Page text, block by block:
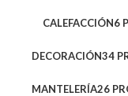
CALEFACCIÓN6
DECORACIÓN34
MANTELERÍA26